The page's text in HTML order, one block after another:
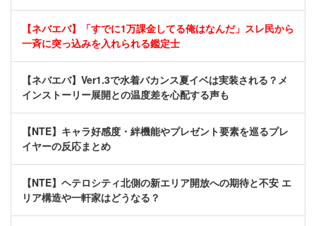
【ネバエバ】「すでに1万課金してる俺はなんだ」スレ民から
一斉に突っ込みを入れられる鑑定士
【ネバエバ】Ver1.3で水着バカンス夏イベは実装される？メ
インストーリー展開との温度差を心配する声も
【NTE】キャラ好感度・絆機能やプレゼント要素を巡るプレ
イヤーの反応まとめ
【NTE】ヘテロシティ北側の新エリア開放への期待と不安 エ
リア構造や一軒家はどうなる？